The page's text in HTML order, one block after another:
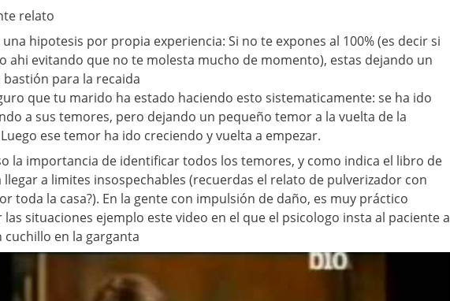
relato
hipotesis por propia experiencia: Si no te expones al 100% (es decir si
ahi evitando que no te molesta mucho de momento), estas dejando un
para la recaida
que tu marido ha estado haciendo esto sistematicamente: se ha ido
a sus temores, pero dejando un pequeño temor a la vuelta de la
ese temor ha ido creciendo y vuelta a empezar.
la importancia de identificar todos los temores, y como indica el libro de
llegar a limites insospechables (recuerdas el relato de pulverizador con
toda la casa?). En la gente con impulsión de daño, es muy práctico
las situaciones ejemplo este video en el que el psicologo insta al paciente a
cuchillo en la garganta